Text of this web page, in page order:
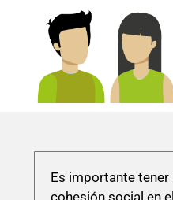
Es importante tener
cohesión social en